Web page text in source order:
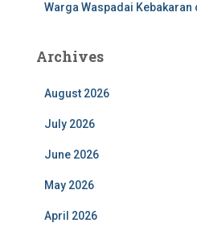
Warga Waspadai Kebakaran
Archives
August 2026
July 2026
June 2026
May 2026
April 2026